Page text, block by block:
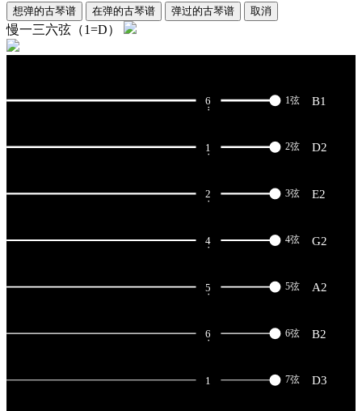
想弹的古琴谱 在弹的古琴谱 弹过的古琴谱 取消
慢一三六弦（1=D）